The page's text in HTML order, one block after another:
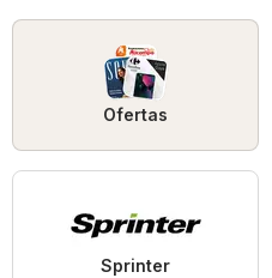
Ofertas
Sprinter